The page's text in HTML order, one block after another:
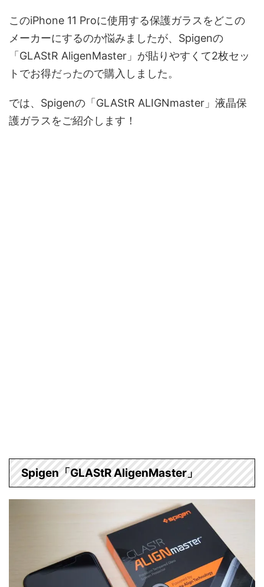
このiPhone 11 Proに使用する保護ガラスをどこの
メーカーにするのか悩みましたが、Spigenの
「GLAStR AligenMaster」が貼りやすくて2枚セッ
トでお得だったので購入しました。
では、Spigenの「GLAStR ALIGNmaster」液晶保
護ガラスをご紹介します！
Spigen「GLAStR AligenMaster」